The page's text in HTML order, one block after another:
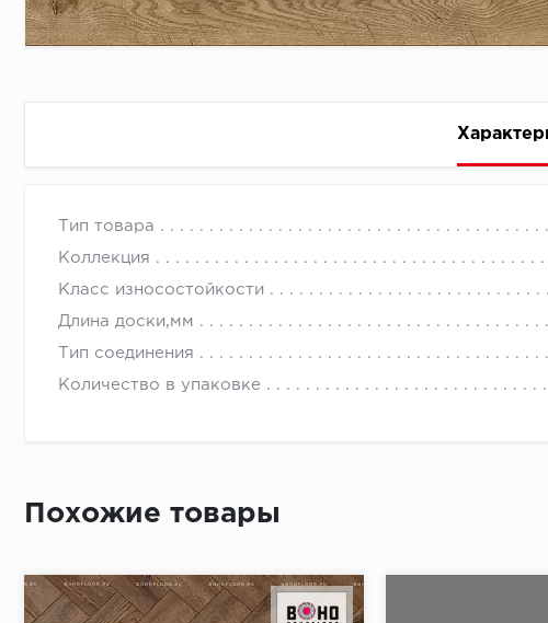
Тип товара
Коллекция
Класс износостойкости
Длина доски,мм
Тип соединения
Количество в упаковке
Первый ряд:
Монтаж второй и последующих пластин:
Монтаж последней пластины первого ряда:
Похожие товары